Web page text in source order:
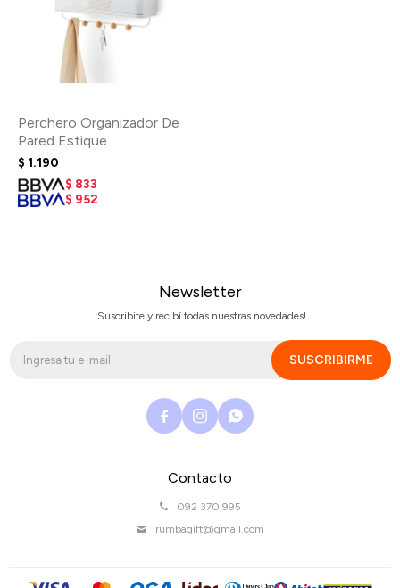
Perchero Organizador De
Pared Estique
$ 1.190
$ 833
$ 952
Contacto
092 370 995
rumbagift@gmail.com
Newsletter
¡Suscribite y recibí todas nuestras novedades!
SUSCRIBIRME
  